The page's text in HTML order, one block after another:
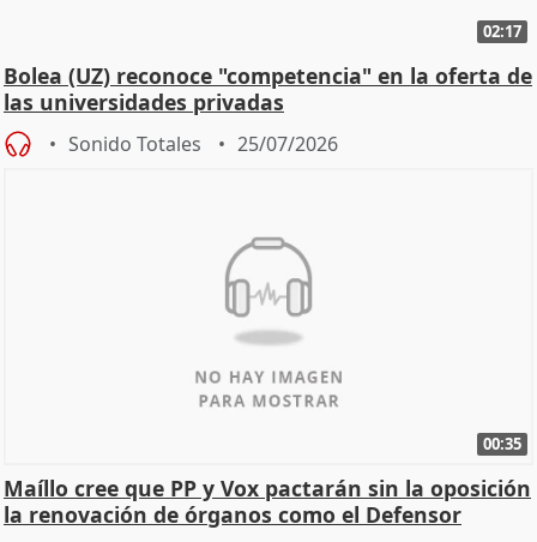
02:17
Bolea (UZ) reconoce "competencia" en la oferta de
las universidades privadas
Sonido Totales 25/07/2026
00:35
Maíllo cree que PP y Vox pactarán sin la oposición
la renovación de órganos como el Defensor